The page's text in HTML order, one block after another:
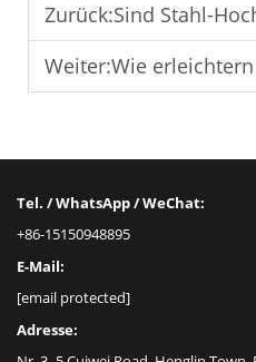
Zurück:Sind Stahl-Hochbodenplatten
Weiter:Wie erleichtern erhöhte
Tel. / WhatsApp / WeChat:
+86-15150948895
E-Mail:
[email protected]
Adresse: